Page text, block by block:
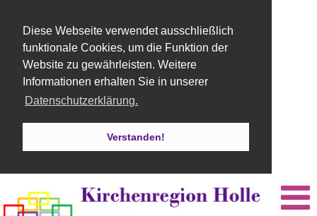
Diese Webseite verwendet ausschließlich
funktionale Cookies, um die Funktion der
Website zu gewährleisten. Weitere
Informationen erhalten Sie in unserer
Datenschutzerklärung.
Verstanden!